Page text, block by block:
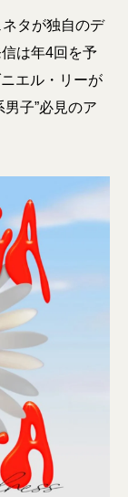
タが独自のデ
は年4回を予
エル・リーが
子”必見のア